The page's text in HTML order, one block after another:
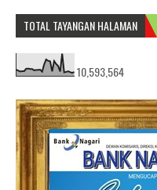
TOTAL TAYANGAN HALAMAN
10,593,564